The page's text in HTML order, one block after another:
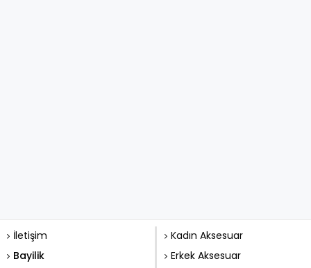
İletişim
Bayilik
Kadın Aksesuar
Erkek Aksesuar